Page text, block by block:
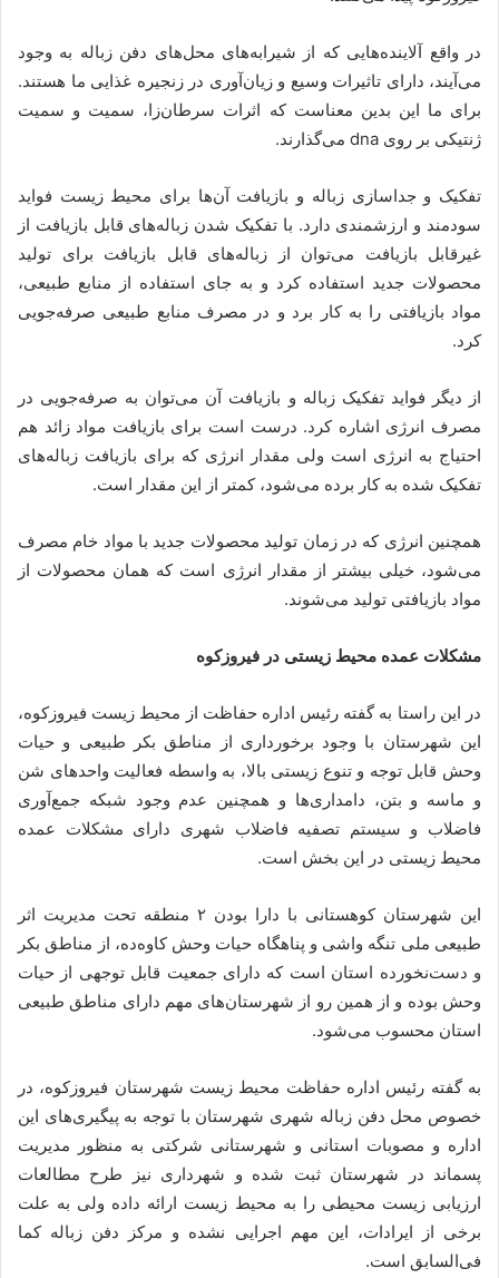
در واقع آلاینده‌هایی که از شیرابه‌های محل‌های دفن زباله به وجود
می‌آیند، دارای تاثیرات وسیع و زیان‌آوری در زنجیره غذایی ما هستند.
برای ما این بدین معناست که اثرات سرطان‌زا، سمیت و سمیت
ژنتیکی بر روی dna‌ می‌گذارند.
تفکیک و جداسازی زباله و بازیافت آن‌ها برای محیط زیست فواید
سودمند و ارزشمندی دارد. با تفکیک شدن زباله‌های قابل بازیافت از
غیرقابل بازیافت می‌توان از زباله‌های قابل بازیافت برای تولید
محصولات جدید استفاده کرد و به جای استفاده از منابع طبیعی،
مواد بازیافتی را به کار برد و در مصرف منابع طبیعی صرفه‌جویی
کرد.
از دیگر فواید تفکیک زباله و بازیافت آن می‌توان به صرفه‌جویی در
مصرف انرژی اشاره کرد. درست است برای بازیافت مواد زائد هم
احتیاج به انرژی است ولی مقدار انرژی که برای بازیافت زباله‌های
تفکیک شده به کار برده می‌شود، کمتر از این مقدار است.
همچنین انرژی که در زمان تولید محصولات جدید با مواد خام مصرف
می‌شود، خیلی بیشتر از مقدار انرژی است که همان محصولات از
مواد بازیافتی تولید می‌شوند.
مشکلات عمده محیط زیستی در فیروزکوه
در این راستا به گفته رئیس اداره حفاظت از محیط زیست فیروزکوه،
این شهرستان با وجود برخورداری از مناطق بکر طبیعی و حیات
وحش قابل توجه و تنوع زیستی بالا، به واسطه فعالیت واحدهای شن
و ماسه و بتن، دامداری‌ها و همچنین عدم وجود شبکه جمع‌آوری
فاضلاب و سیستم تصفیه فاضلاب شهری دارای مشکلات عمده
محیط زیستی در این بخش است.
این شهرستان کوهستانی با دارا بودن ۲ منطقه تحت مدیریت اثر
طبیعی ملی تنگه واشی و پناهگاه حیات وحش کاوه‌ده، از مناطق بکر
و دست‌نخورده استان است که دارای جمعیت قابل توجهی از حیات
وحش بوده و از همین رو از شهرستان‌های مهم دارای مناطق طبیعی
استان محسوب می‌شود.
به گفته رئیس اداره حفاظت محیط زیست شهرستان فیروزکوه، در
خصوص محل دفن زباله شهری شهرستان با توجه به پیگیری‌های این
اداره و مصوبات استانی و شهرستانی شرکتی به منظور مدیریت
پسماند در شهرستان ثبت شده و شهرداری نیز طرح مطالعات
ارزیابی زیست محیطی را به محیط زیست ارائه داده ولی به علت
برخی از ایرادات، این مهم اجرایی نشده و مرکز دفن زباله کما
فی‌السابق است.